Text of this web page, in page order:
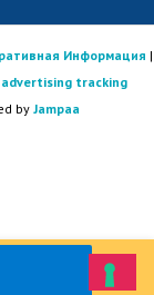
Информация |
tracking
by Jampaa